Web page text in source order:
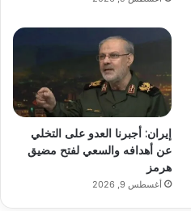
إيران: أجبرنا العدو على التخلي
عن أهدافه والسعي لفتح مضيق
هرمز
أغسطس 9, 2026